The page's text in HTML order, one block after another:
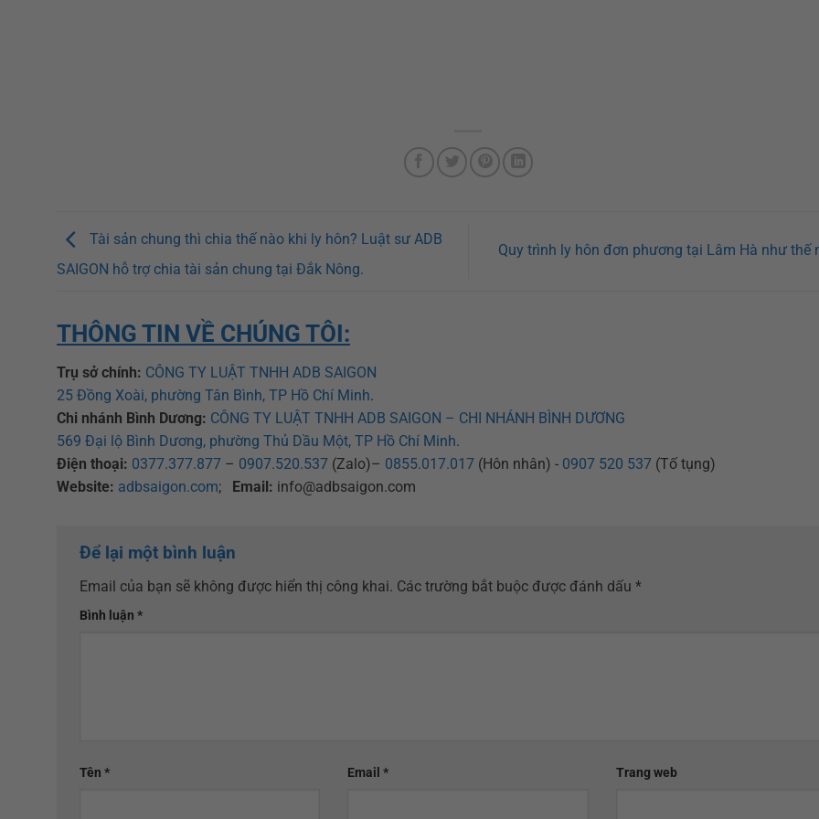
Tài sản chung thì chia thế nào khi ly hôn? Luật sư ADB
SAIGON hỗ trợ chia tài sản chung tại Đắk Nông.
Quy trình ly hôn đơn phương tại Lâm Hà như thế
THÔNG TIN VỀ CHÚNG TÔI:
Trụ sở chính: CÔNG TY LUẬT TNHH ADB SAIGON
25 Đồng Xoài, phường Tân Bình, TP Hồ Chí Minh.
Chi nhánh Bình Dương: CÔNG TY LUẬT TNHH ADB SAIGON – CHI NHÁNH BÌNH DƯƠNG
569 Đại lộ Bình Dương, phường Thủ Dầu Một, TP Hồ Chí Minh.
Điện thoại: 0377.377.877 – 0907.520.537 (Zalo)– 0855.017.017 (Hôn nhân) - 0907 520 537 (Tố tụng)
Website: adbsaigon.com; Email: info@adbsaigon.com
Để lại một bình luận
Email của bạn sẽ không được hiển thị công khai. Các trường bắt buộc được đánh dấu *
Bình luận *
Tên * Email* Trang web